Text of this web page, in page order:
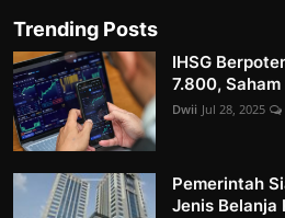
Trending Posts
IHSG
7.800, Saham
Dwii Jul 28, 2025
Pemerintah
Jenis Belanja